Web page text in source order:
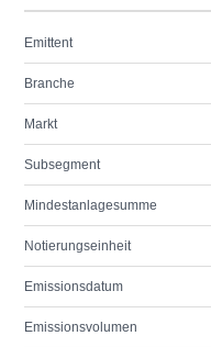
Emittent
Branche
Markt
Subsegment
Mindestanlagesumme
Notierungseinheit
Emissionsdatum
Emissionsvolumen